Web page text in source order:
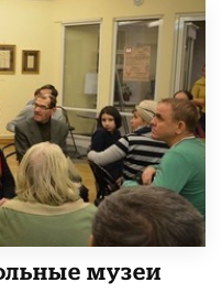
музеи